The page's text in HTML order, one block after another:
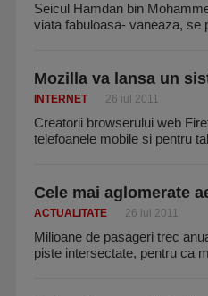
Seicul Hamdan bin
viata fabuloasa- vaneaza, se
Mozilla va lansa un
INTERNET 26 iul 2011
Creatorii browserului web
telefoanele mobile si pentru
Cele mai aglomerate
ACTUALITATE 26 iul 2011
Milioane de pasageri trec
piste intersectate, pentru ca